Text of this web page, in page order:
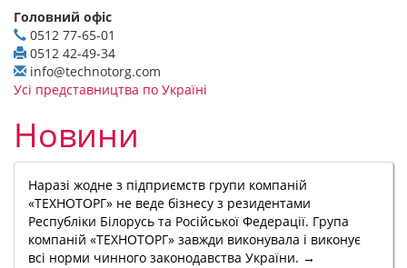
Головний офіс
0512 77-65-01
0512 42-49-34
info@technotorg.com
Усі представництва по Україні
Новини
Наразі жодне з підприємств групи компаній
«ТЕХНОТОРГ» не веде бізнесу з резидентами
Республіки Білорусь та Російської Федерації. Група
компаній «ТЕХНОТОРГ» завжди виконувала і виконує
всі норми чинного законодавства України. →